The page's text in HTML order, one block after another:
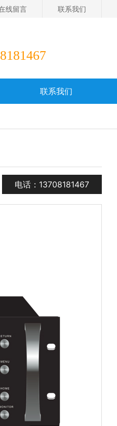
联系我们
线留言
联系我们
电话：13708181467